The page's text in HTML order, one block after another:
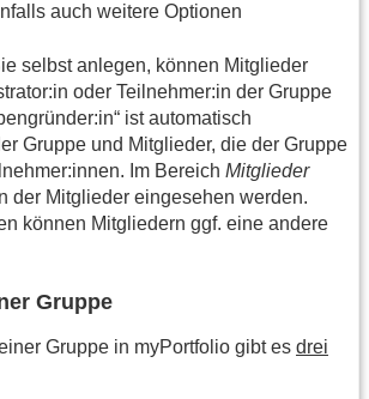
auch weitere Optionen
selbst anlegen, können Mitglieder
oder Teilnehmer:in der Gruppe
ist automatisch
Gruppe und Mitglieder, die der Gruppe
Im Bereich Mitglieder
der Mitglieder eingesehen werden.
können Mitgliedern ggf. eine andere
Gruppe
Gruppe in myPortfolio gibt es drei